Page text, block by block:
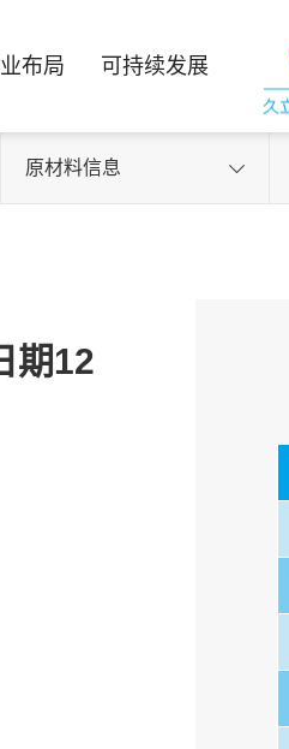
布局 可持续发展
原材料信息
期12